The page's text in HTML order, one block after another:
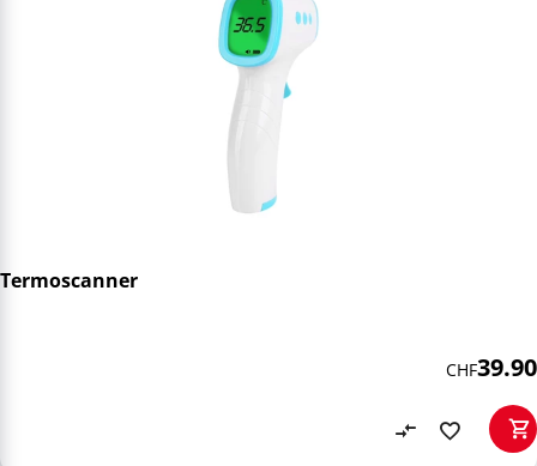
Termoscanner
CHF39.90